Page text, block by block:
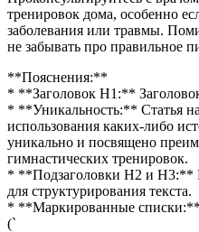
тренировок дома, особенно
заболевания или травмы.
не забывать про правильное
**Пояснения:**
* **Заголовок H1:**
* **Уникальность:** Статья
использования каких-либо
уникально и посвящено
гимнастических тренировок.
* **Подзаголовки H2 и H3:**
для структурирования текста.
* **Маркированные
(`